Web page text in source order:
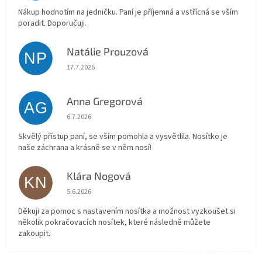
Nákup hodnotím na jedničku. Paní je příjemná a vstřícná se vším
poradit. Doporučuji.
NP Natálie Prouzová
Hodnocení obchodu je 5 z 5 hvězdiček.
17.7.2026
AG Anna Gregorová
Hodnocení obchodu je 5 z 5 hvězdiček.
6.7.2026
Skvělý přístup paní, se vším pomohla a vysvětlila. Nosítko je
naše záchrana a krásně se v něm nosí!
KN Klára Nogová
Hodnocení obchodu je 5 z 5 hvězdiček.
5.6.2026
Děkuji za pomoc s nastavením nosítka a možnost vyzkoušet si
několik pokračovacích nosítek, které následně můžete
zakoupit.